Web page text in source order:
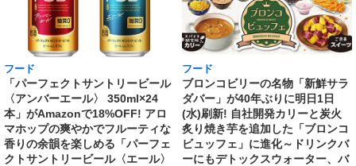
フード
「パーフェクトサントリービール
〈アンバーエール〉 350ml×24
本」がAmazonで18%OFF! アロ
マホップの爽やかでフルーティな
香りの余韻を楽しめる「パーフェ
クトサントリービール〈エール〉
フード
ブロンコビリーの名物「新鮮サラ
ダバー」が40年ぶりに明日1日
(水)刷新! 自社開発カリーと炭火
炙り焼き芋を追加した「ブロンコ
ビュッフェ」に進化～ドリンクバ
ーにもデトックスウォーター、バ